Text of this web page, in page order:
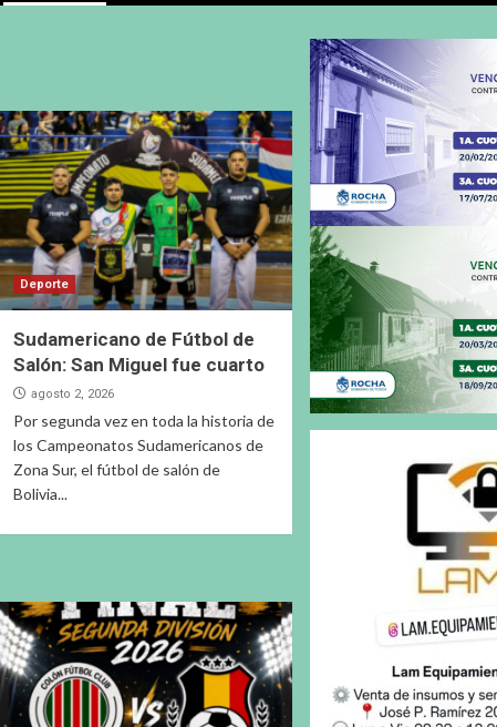
Deporte
Sudamericano de Fútbol de
Salón: San Miguel fue cuarto
agosto 2, 2026
Por segunda vez en toda la historia de
los Campeonatos Sudamericanos de
Zona Sur, el fútbol de salón de
Bolivia...